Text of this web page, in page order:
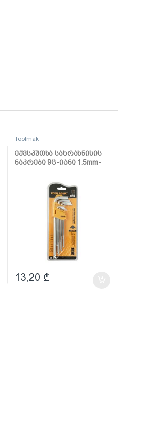
Toolmak
ექვსკუთხა სახრახნისის
ნაკრები 9ც-იანი 1.5mm-
13,20 ₾